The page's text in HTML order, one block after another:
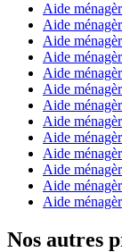
Aide
Aide
Aide
Aide
Aide
Aide
Aide
Aide
Aide
Aide
Aide
Aide
Aide
Nos autres